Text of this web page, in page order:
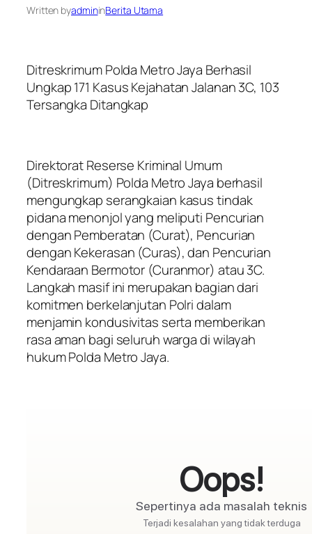
Written byadmininBerita Utama
Ditreskrimum Polda Metro Jaya Berhasil
Ungkap 171 Kasus Kejahatan Jalanan 3C, 103
Tersangka Ditangkap
Direktorat Reserse Kriminal Umum
(Ditreskrimum) Polda Metro Jaya berhasil
mengungkap serangkaian kasus tindak
pidana menonjol yang meliputi Pencurian
dengan Pemberatan (Curat), Pencurian
dengan Kekerasan (Curas), dan Pencurian
Kendaraan Bermotor (Curanmor) atau 3C.
Langkah masif ini merupakan bagian dari
komitmen berkelanjutan Polri dalam
menjamin kondusivitas serta memberikan
rasa aman bagi seluruh warga di wilayah
hukum Polda Metro Jaya.